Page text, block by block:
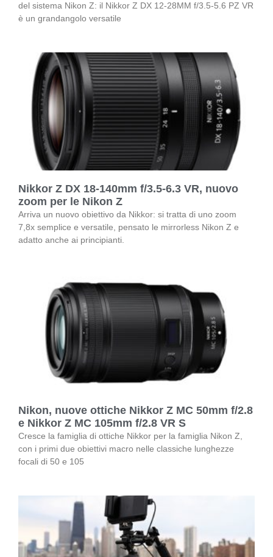
del sistema Nikon Z: il Nikkor Z DX 12-28MM f/3.5-5.6 PZ VR
è un grandangolo versatile
Nikkor Z DX 18-140mm f/3.5-6.3 VR, nuovo
zoom per le Nikon Z
Arriva un nuovo obiettivo da Nikkor: si tratta di uno zoom
7,8x semplice e versatile, pensato le mirrorless Nikon Z e
adatto anche ai principianti.
Nikon, nuove ottiche Nikkor Z MC 50mm f/2.8
e Nikkor Z MC 105mm f/2.8 VR S
Cresce la famiglia di ottiche Nikkor per la famiglia Nikon Z,
con i primi due obiettivi macro nelle classiche lunghezze
focali di 50 e 105